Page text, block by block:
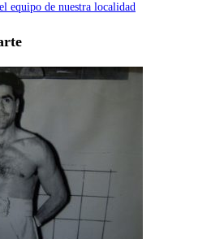
equipo de nuestra localidad